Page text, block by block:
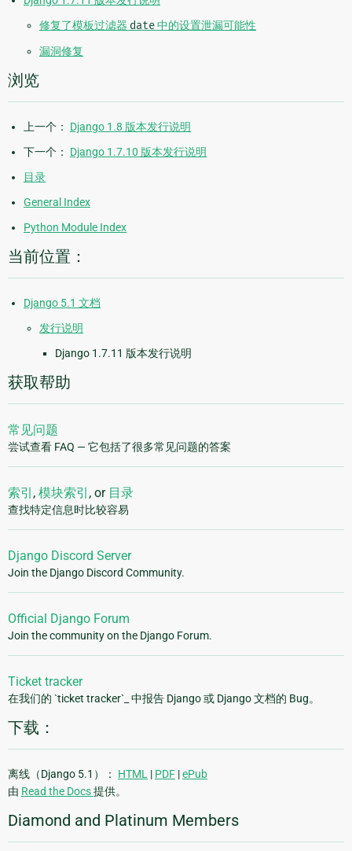
修复了模板过滤器 date中的设置泄漏可能性
漏洞修复
浏览
上一个： Django 1.8 版本发行说明
下一个： Django 1.7.10 版本发行说明
目录
General Index
Python Module Index
当前位置：
Django 5.1 文档
发行说明
Django 1.7.11 版本发行说明
获取帮助
常见问题
尝试查看 FAQ — 它包括了很多常见问题的答案
索引 , 模块索引 , or 目录
查找特定信息时比较容易
Django Discord Server
Join the Django Discord Community.
Official Django Forum
Join the community on the Django Forum.
Ticket tracker
在我们的 `ticket tracker`_ 中报告 Django 或 Django 文档的 Bug。
下载：
离线（Django 5.1）： HTML | PDF |ePub
由 Read the Docs提供。
Diamond and Platinum Members